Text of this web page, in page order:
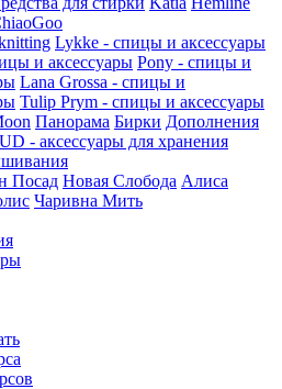
Lykke - спицы и аксессуары
и аксессуары Pony - спицы и
Lana Grossa - спицы и
Tulip Prym - спицы и аксессуары
Панорама Бирки Дополнения
- аксессуары для хранения
Посад Новая Слобода Алиса
Чаривна Мить